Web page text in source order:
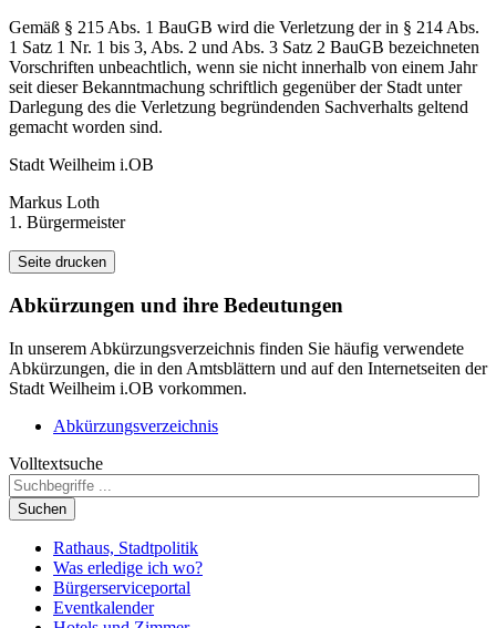
Gemäß § 215 Abs. 1 BauGB wird die Verletzung der in § 214 Abs.
1 Satz 1 Nr. 1 bis 3, Abs. 2 und Abs. 3 Satz 2 BauGB bezeichneten
Vorschriften unbeachtlich, wenn sie nicht innerhalb von einem Jahr
seit dieser Bekanntmachung schriftlich gegenüber der Stadt unter
Darlegung des die Verletzung begründenden Sachverhalts geltend
gemacht worden sind.
Stadt Weilheim i.OB
Markus Loth
1. Bürgermeister
Seite drucken
Abkürzungen und ihre Bedeutungen
In unserem Abkürzungsverzeichnis finden Sie häufig verwendete
Abkürzungen, die in den Amtsblättern und auf den Internetseiten der
Stadt Weilheim i.OB vorkommen.
Abkürzungsverzeichnis
Volltextsuche
Suchen
Rathaus, Stadtpolitik
Was erledige ich wo?
Bürgerserviceportal
Eventkalender